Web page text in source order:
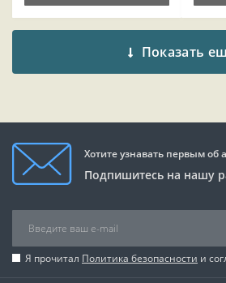
Показать
Хотите узнавать первым об
Подпишитесь на нашу
Я прочитал Политика безопасности и